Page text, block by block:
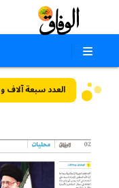
العدد سبعة آلاف